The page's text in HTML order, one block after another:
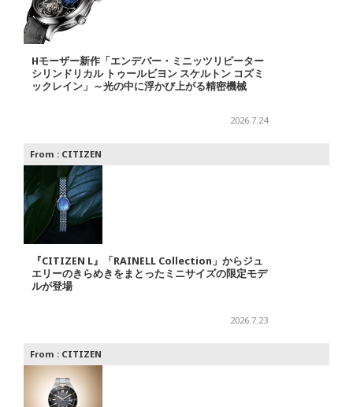
Hモーザー新作「エンデバー・ミニッツリピーター
シリンドリカル トゥールビヨン スケルトン コズミ
ックレイン」～光の中に浮かび上がる精密機械
2026.7.24
From : CITIZEN
『CITIZEN L』「RAINELL Collection」からジュ
エリーのきらめきをまとったミニサイズの限定モデ
ルが登場
2026.7.23
From : CITIZEN